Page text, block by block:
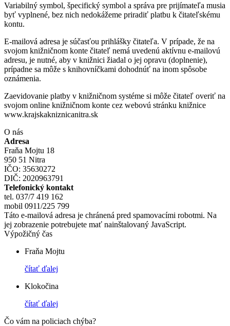
Variabilný symbol, špecifický symbol a správa pre prijímateľa musia
byť vyplnené, bez nich nedokážeme priradiť platbu k čitateľskému
kontu.
E-mailová adresa je súčasťou prihlášky čitateľa. V prípade, že na
svojom knižničnom konte čitateľ nemá uvedenú aktívnu e-mailovú
adresu, je nutné, aby v knižnici žiadal o jej opravu (doplnenie),
prípadne sa môže s knihovníčkami dohodnúť na inom spôsobe
oznámenia.
Zaevidovanie platby v knižničnom systéme si môže čitateľ overiť na
svojom online knižničnom konte cez webovú stránku knižnice
www.krajskakniznicanitra.sk
O nás
Adresa
Fraňa Mojtu 18
950 51 Nitra
IČO: 35630272
DIČ: 2020963791
Telefonický kontakt
tel. 037/7 419 162
mobil 0911/225 799
Táto e-mailová adresa je chránená pred spamovacími robotmi. Na
jej zobrazenie potrebujete mať nainštalovaný JavaScript.
Výpožičný čas
Fraňa Mojtu
čítať ďalej
Klokočina
čítať ďalej
Čo vám na policiach chýba?